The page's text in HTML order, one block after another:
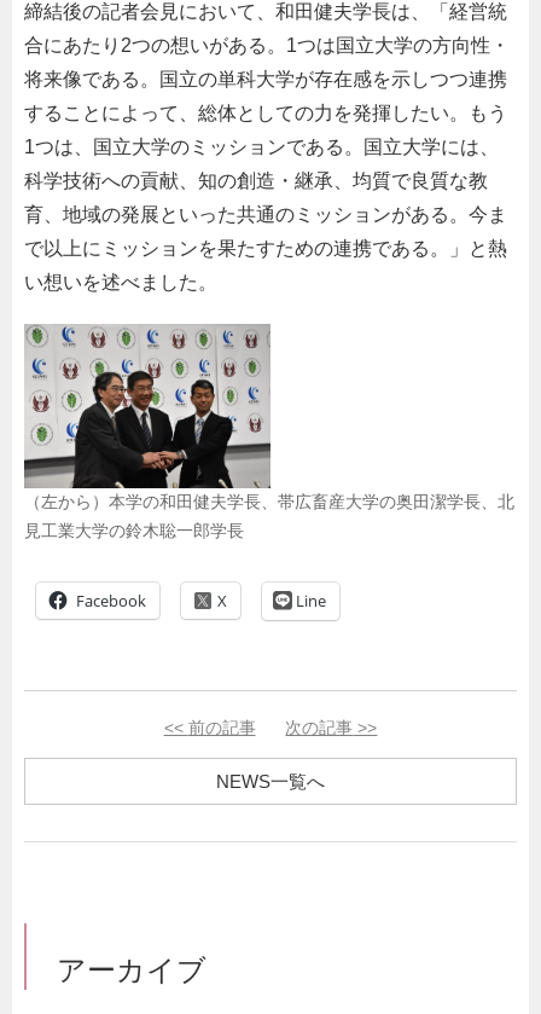
締結後の記者会見において、和田健夫学長は、「経営統
合にあたり2つの想いがある。1つは国立大学の方向性・
将来像である。国立の単科大学が存在感を示しつつ連携
することによって、総体としての力を発揮したい。もう
1つは、国立大学のミッションである。国立大学には、
科学技術への貢献、知の創造・継承、均質で良質な教
育、地域の発展といった共通のミッションがある。今ま
で以上にミッションを果たすための連携である。」と熱
い想いを述べました。
（左から）本学の和田健夫学長、帯広畜産大学の奥田潔学長、北
見工業大学の鈴木聡一郎学長
Facebook Line
<< 前の記事 次の記事 >>
NEWS一覧へ
アーカイブ